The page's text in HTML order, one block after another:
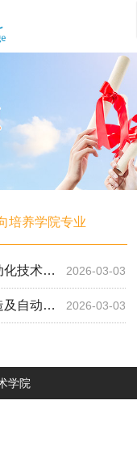
培养学院专业
养-空军） 2026-03-03
养-陆军） 2026-03-03
学院